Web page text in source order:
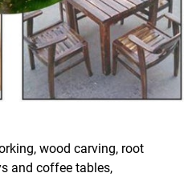
wood carving, root
and coffee tables,